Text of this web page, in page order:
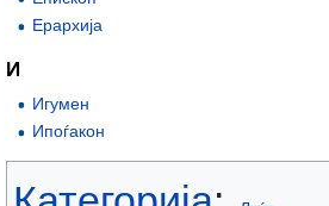
Ерархија
И
Игумен
Ипоѓакон